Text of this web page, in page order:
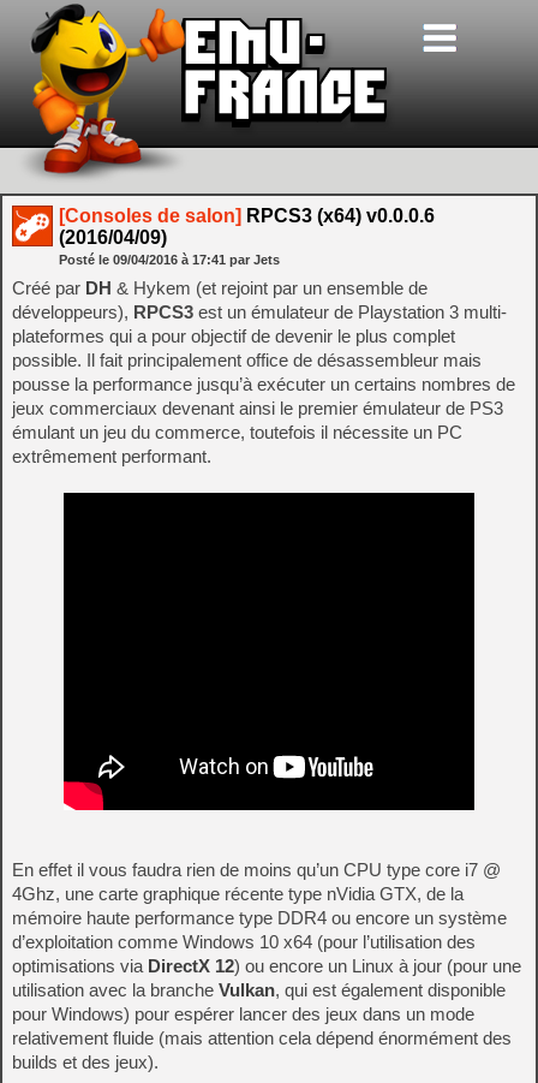
[Consoles de salon] RPCS3 (x64) v0.0.0.6
(2016/04/09)
Posté le 09/04/2016 à 17:41 par Jets
Créé par DH & Hykem (et rejoint par un ensemble de
développeurs), RPCS3 est un émulateur de Playstation 3 multi-
plateformes qui a pour objectif de devenir le plus complet
possible. Il fait principalement office de désassembleur mais
pousse la performance jusqu’à exécuter un certains nombres de
jeux commerciaux devenant ainsi le premier émulateur de PS3
émulant un jeu du commerce, toutefois il nécessite un PC
extrêmement performant.
En effet il vous faudra rien de moins qu’un CPU type core i7 @
4Ghz, une carte graphique récente type nVidia GTX, de la
mémoire haute performance type DDR4 ou encore un système
d’exploitation comme Windows 10 x64 (pour l’utilisation des
optimisations via DirectX 12) ou encore un Linux à jour (pour une
utilisation avec la branche Vulkan, qui est également disponible
pour Windows) pour espérer lancer des jeux dans un mode
relativement fluide (mais attention cela dépend énormément des
builds et des jeux).